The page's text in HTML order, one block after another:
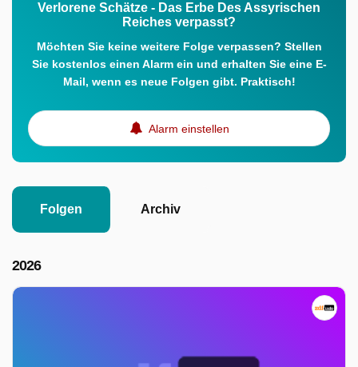
Verlorene Schätze - Das Erbe Des Assyrischen
Reiches verpasst?
Möchten Sie keine weitere Folge verpassen? Stellen
Sie kostenlos einen Alarm ein und erhalten Sie eine E-
Mail, wenn es neue Folgen gibt. Praktisch!
Alarm einstellen
Folgen Archiv
2026